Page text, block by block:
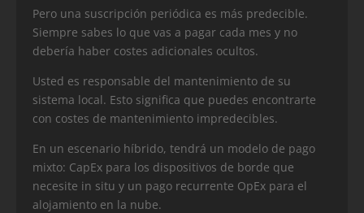
Pero una suscripción periódica es más predecible.
Siempre sabes lo que vas a pagar cada mes y no
debería haber costes adicionales ocultos.
Usted es responsable del mantenimiento de su
sistema local. Esto significa que puedes encontrarte
con costes de mantenimiento impredecibles.
En un escenario híbrido, tendrá un modelo de pago
mixto: CapEx para los dispositivos de borde que
necesite in situ y un pago recurrente OpEx para el
alojamiento en la nube.